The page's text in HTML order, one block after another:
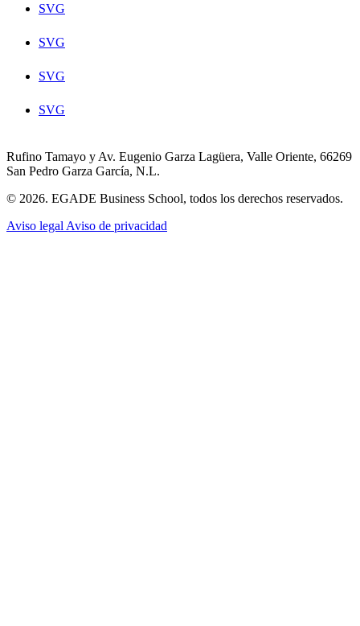
SVG
SVG
SVG
SVG
Rufino Tamayo y Av. Eugenio Garza Lagüera, Valle Oriente, 66269
San Pedro Garza García, N.L.
© 2026. EGADE Business School, todos los derechos reservados.
Aviso legal Aviso de privacidad